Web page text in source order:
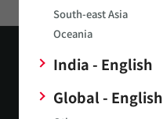
South-east Asia
Oceania
India - English
Global - English